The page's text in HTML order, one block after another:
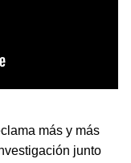
más y más
junto